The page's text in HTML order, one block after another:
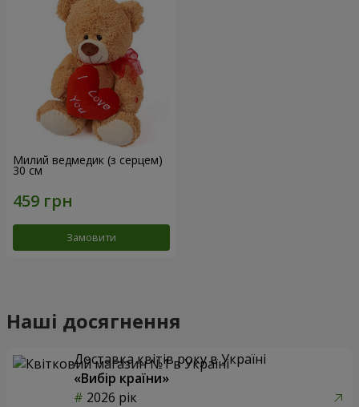
Милий ведмедик (з серцем)
30 см
Замовити
Наші досягнення
Доставка квітів року в Україні
«Вибір країни»
2026 рік